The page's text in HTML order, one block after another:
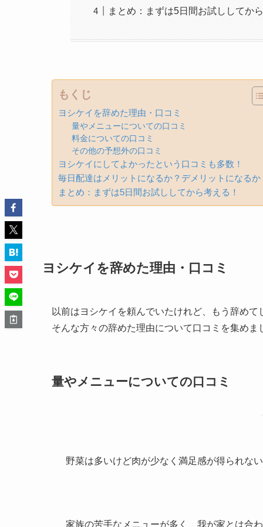
まとめ：まずは5日間お試ししてから
もくじ
ヨシケイを辞めた理由・口コミ
量やメニューについての口コミ
料金についての口コミ
その他の予想外の口コミ
ヨシケイにしてよかったという口コミも多数！
毎日配達はメリットになるか？デメリットになるか
まとめ：まずは5日間お試ししてから考える！
ヨシケイを辞めた理由・口コミ
以前はヨシケイを頼んでいたけれど、もう辞めて
そんな方々の辞めた理由について口コミを集めま
量やメニューについての口コミ
野菜は多いけど肉が少なく 満足感が得られない
家族の苦手なメニューが多く、我が家とは合